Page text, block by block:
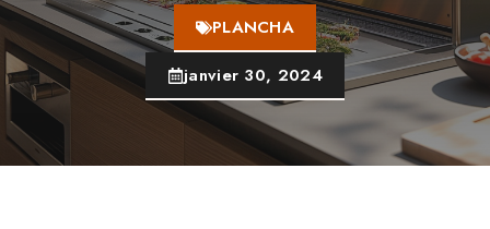
PLANCHA
janvier 30, 2024